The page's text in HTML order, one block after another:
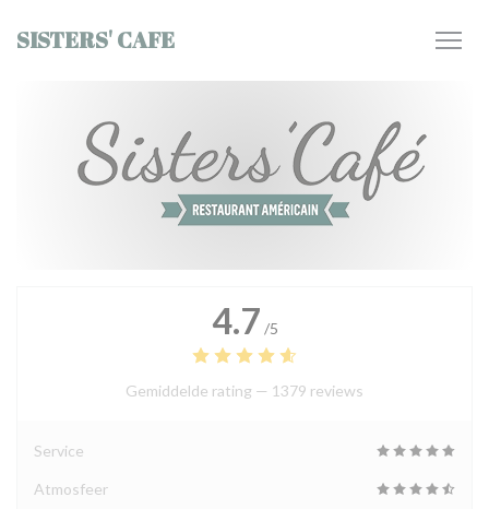
SISTERS' CAFE
4.7 /5
Gemiddelde rating — 1379 reviews
Service
Atmosfeer